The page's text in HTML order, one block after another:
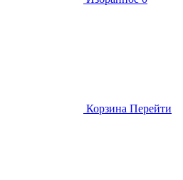
Корзина Перейти